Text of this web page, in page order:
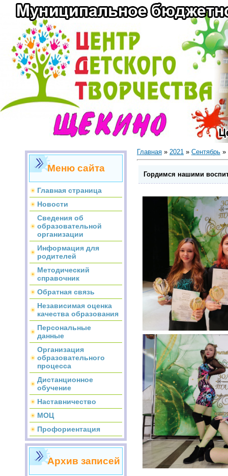
Меню сайта
Главная страница
Новости
Сведения об
образовательной
организации
Информация для
родителей
Методический
справочник
Обратная связь
Независимая оценка
качества образования
Персональные
данные
Организация
образовательного
процесса
Дистанционное
обучение
Наставничество
МОЦ
Профориентация
Архив записей
Главная » 2021 » Сентябрь »
Гордимся нашими